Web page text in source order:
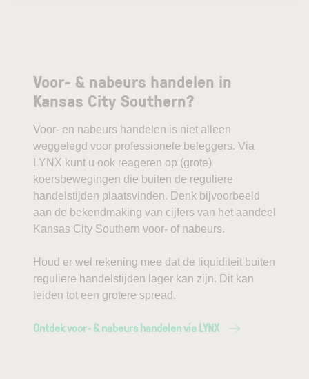
Voor- & nabeurs handelen in
Kansas City Southern?
Voor- en nabeurs handelen is niet alleen
weggelegd voor professionele beleggers. Via
LYNX kunt u ook reageren op (grote)
koersbewegingen die buiten de reguliere
handelstijden plaatsvinden. Denk bijvoorbeeld
aan de bekendmaking van cijfers van het aandeel
Kansas City Southern voor- of nabeurs.
Houd er wel rekening mee dat de liquiditeit buiten
reguliere handelstijden lager kan zijn. Dit kan
leiden tot een grotere spread.
Ontdek voor- & nabeurs handelen via LYNX